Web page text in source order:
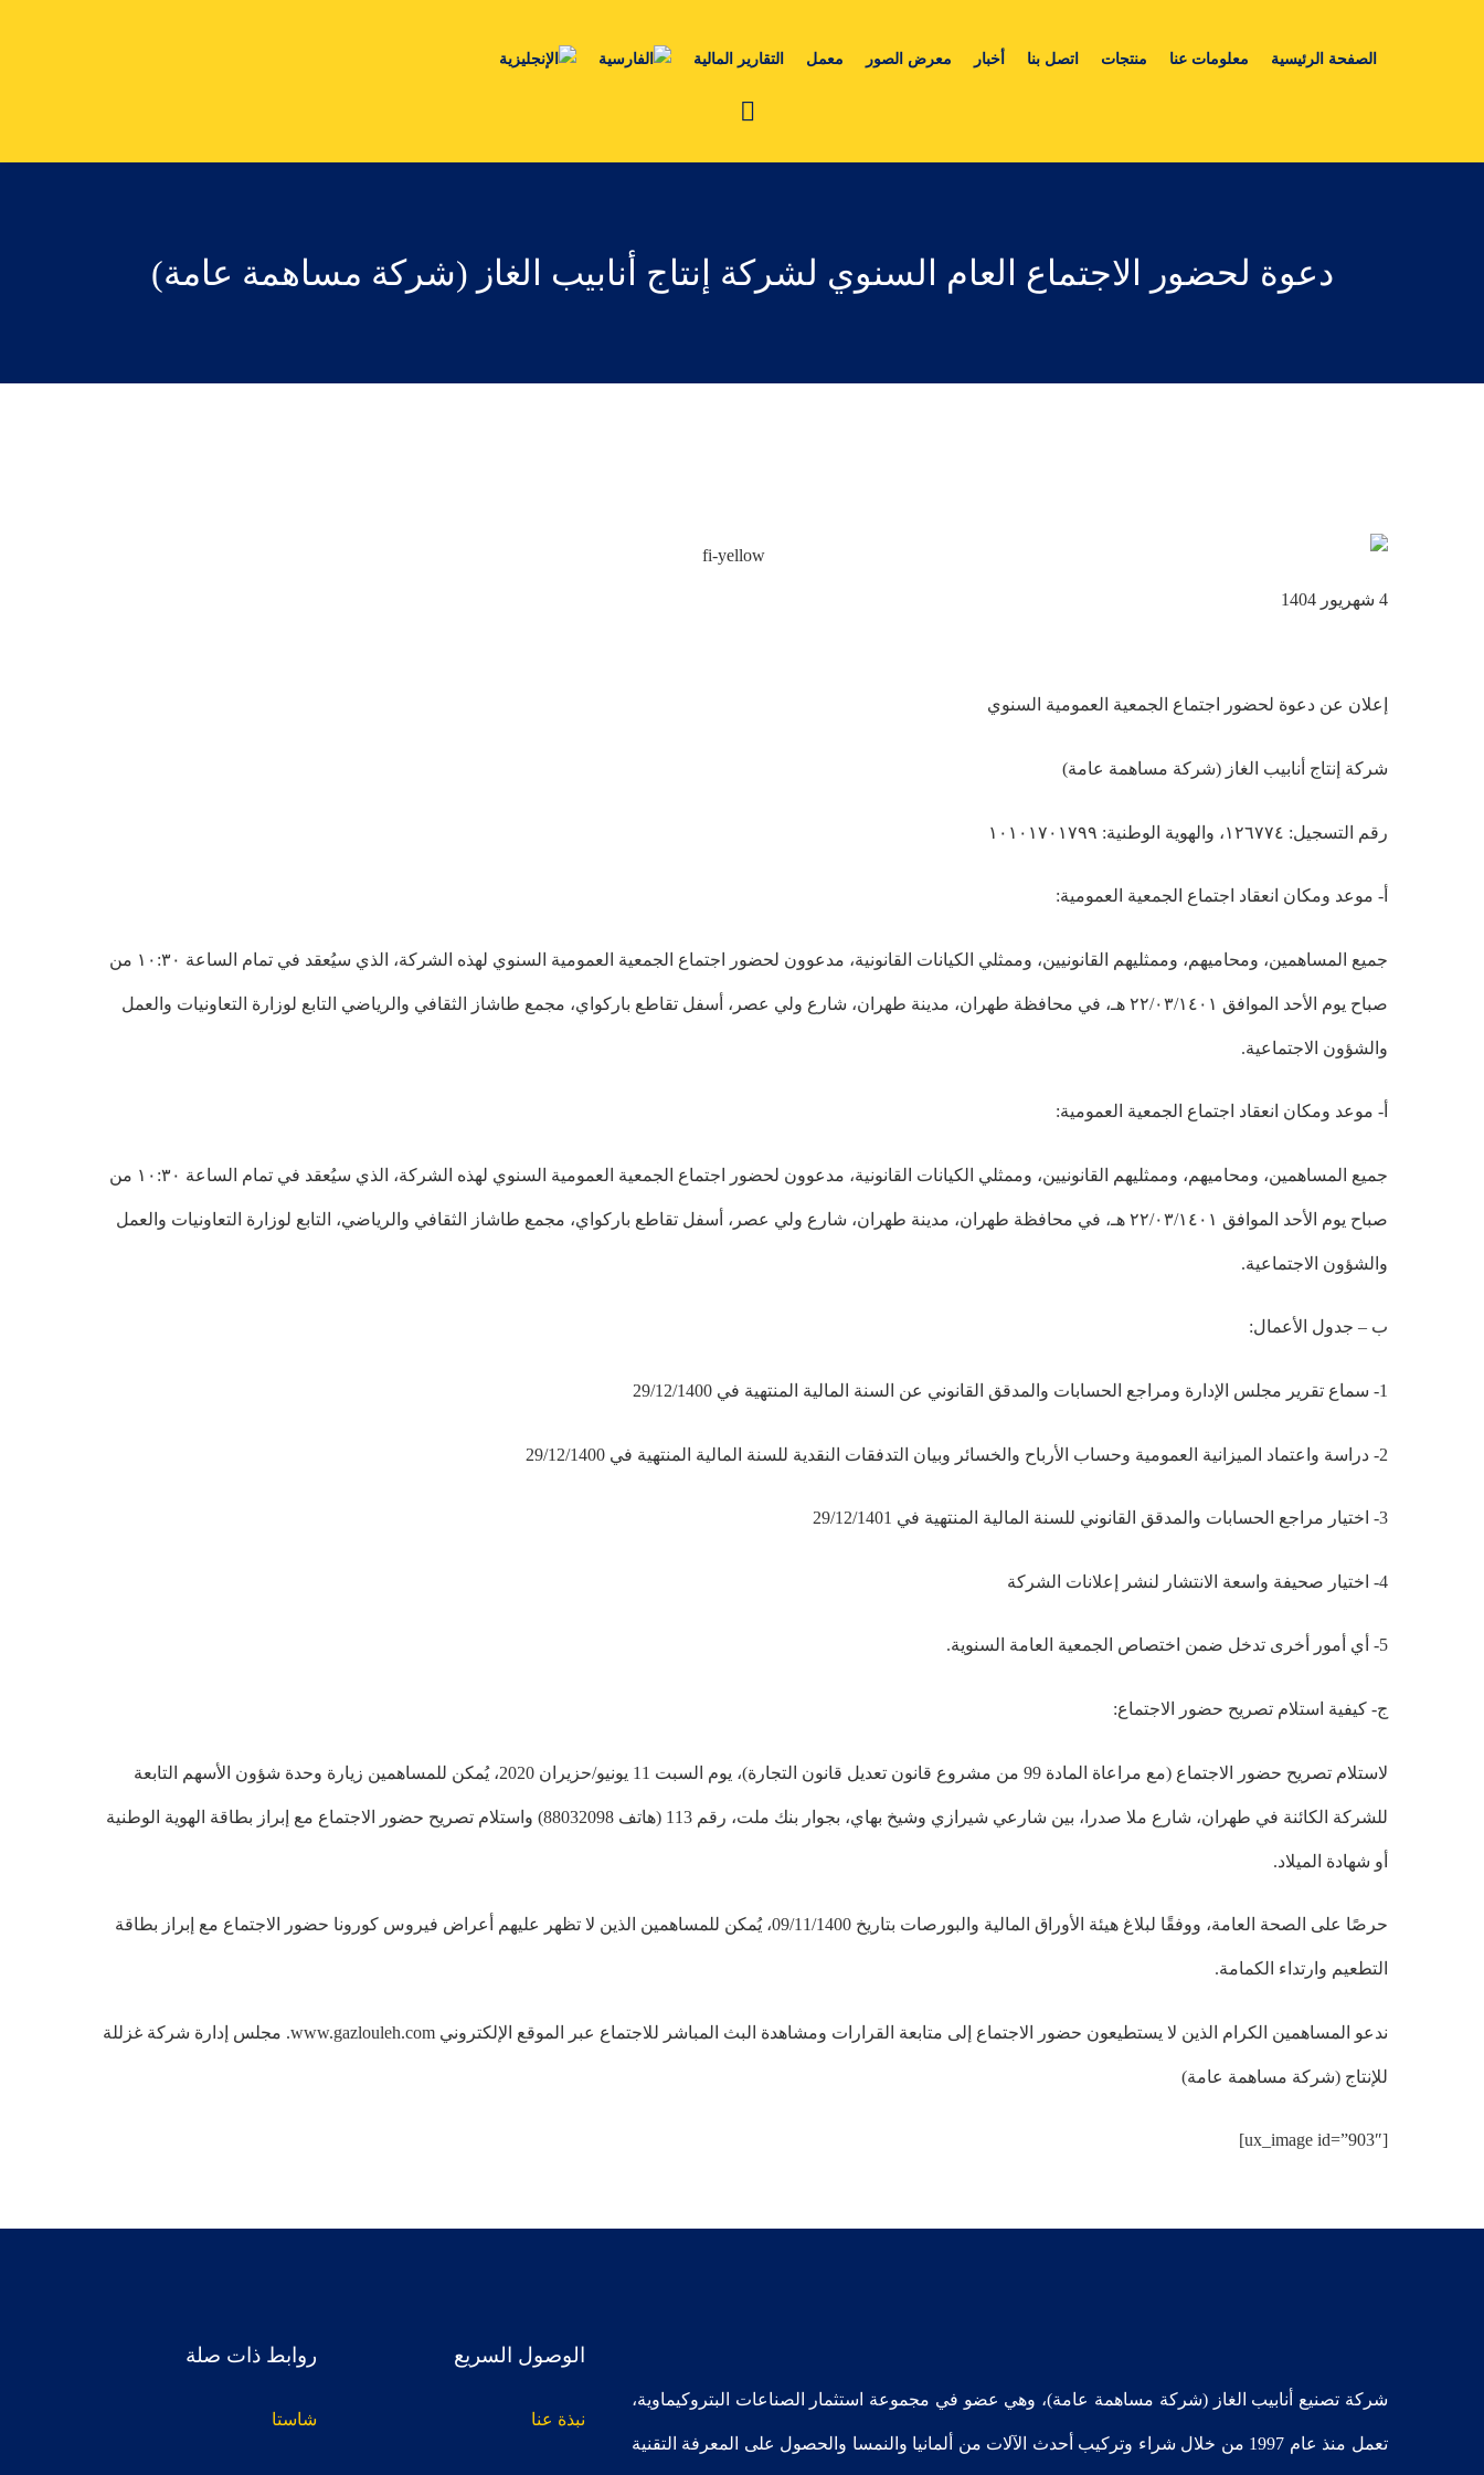
الصفحة الرئيسية معلومات عنا منتجات اتصل بنا أخبار معرض الصور معمل التقارير المالية
دعوة لحضور الاجتماع العام السنوي لشركة إنتاج أنابيب الغاز (شركة مساهمة عامة)
4 شهریور 1404
إعلان عن دعوة لحضور اجتماع الجمعية العمومية السنوي
شركة إنتاج أنابيب الغاز (شركة مساهمة عامة)
رقم التسجيل: ١٢٦٧٧٤، والهوية الوطنية: ١٠١٠١٧٠١٧٩٩
أ- موعد ومكان انعقاد اجتماع الجمعية العمومية:
جميع المساهمين، ومحاميهم، وممثليهم القانونيين، وممثلي الكيانات القانونية، مدعوون لحضور اجتماع الجمعية العمومية السنوي لهذه الشركة، الذي سيُعقد في تمام الساعة ١٠:٣٠ من
صباح يوم الأحد الموافق ٢٢/٠٣/١٤٠١ هـ، في محافظة طهران، مدينة طهران، شارع ولي عصر، أسفل تقاطع باركواي، مجمع طاشاز الثقافي والرياضي التابع لوزارة التعاونيات والعمل
والشؤون الاجتماعية.
أ- موعد ومكان انعقاد اجتماع الجمعية العمومية:
جميع المساهمين، ومحاميهم، وممثليهم القانونيين، وممثلي الكيانات القانونية، مدعوون لحضور اجتماع الجمعية العمومية السنوي لهذه الشركة، الذي سيُعقد في تمام الساعة ١٠:٣٠ من
صباح يوم الأحد الموافق ٢٢/٠٣/١٤٠١ هـ، في محافظة طهران، مدينة طهران، شارع ولي عصر، أسفل تقاطع باركواي، مجمع طاشاز الثقافي والرياضي، التابع لوزارة التعاونيات والعمل
والشؤون الاجتماعية.
ب – جدول الأعمال:
1- سماع تقرير مجلس الإدارة ومراجع الحسابات والمدقق القانوني عن السنة المالية المنتهية في 29/12/1400
2- دراسة واعتماد الميزانية العمومية وحساب الأرباح والخسائر وبيان التدفقات النقدية للسنة المالية المنتهية في 29/12/1400
3- اختيار مراجع الحسابات والمدقق القانوني للسنة المالية المنتهية في 29/12/1401
4- اختيار صحيفة واسعة الانتشار لنشر إعلانات الشركة
5- أي أمور أخرى تدخل ضمن اختصاص الجمعية العامة السنوية.
ج- كيفية استلام تصريح حضور الاجتماع:
لاستلام تصريح حضور الاجتماع (مع مراعاة المادة 99 من مشروع قانون تعديل قانون التجارة)، يوم السبت 11 يونيو/حزيران 2020، يُمكن للمساهمين زيارة وحدة شؤون الأسهم التابعة
للشركة الكائنة في طهران، شارع ملا صدرا، بين شارعي شيرازي وشيخ بهاي، بجوار بنك ملت، رقم 113 (هاتف 88032098) واستلام تصريح حضور الاجتماع مع إبراز بطاقة الهوية الوطنية
أو شهادة الميلاد.
حرصًا على الصحة العامة، ووفقًا لبلاغ هيئة الأوراق المالية والبورصات بتاريخ 09/11/1400، يُمكن للمساهمين الذين لا تظهر عليهم أعراض فيروس كورونا حضور الاجتماع مع إبراز بطاقة
التطعيم وارتداء الكمامة.
ندعو المساهمين الكرام الذين لا يستطيعون حضور الاجتماع إلى متابعة القرارات ومشاهدة البث المباشر للاجتماع عبر الموقع الإلكتروني www.gazlouleh.com. مجلس إدارة شركة غزللة
للإنتاج (شركة مساهمة عامة)
[ux_image id=”903″]
روابط ذات صلة
شاستا
الوصول السريع
نبذة عنا
شركة تصنيع أنابيب الغاز (شركة مساهمة عامة)، وهي عضو في مجموعة استثمار الصناعات البتروكيماوية،
تعمل منذ عام 1997 من خلال شراء وتركيب أحدث الآلات من ألمانيا والنمسا والحصول على المعرفة التقنية